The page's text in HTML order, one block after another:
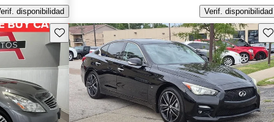
disponibilidad
Verif. disponibilidad
Guarda este Aviso